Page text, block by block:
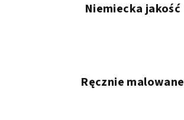
Niemiecka jakość
Ręcznie malowane